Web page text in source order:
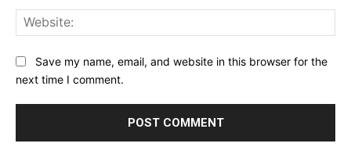
Save my name, email, and website in this browser for the
next time I comment.